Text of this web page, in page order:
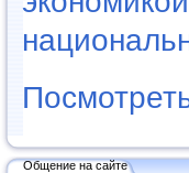
Общение на сайте